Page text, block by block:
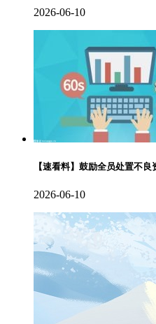
2026-06-10
【速看料】鼓励全员处置不
2026-06-10